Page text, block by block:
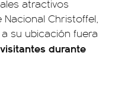
atractivos
Christoffel,
su ubicación fuera
durante